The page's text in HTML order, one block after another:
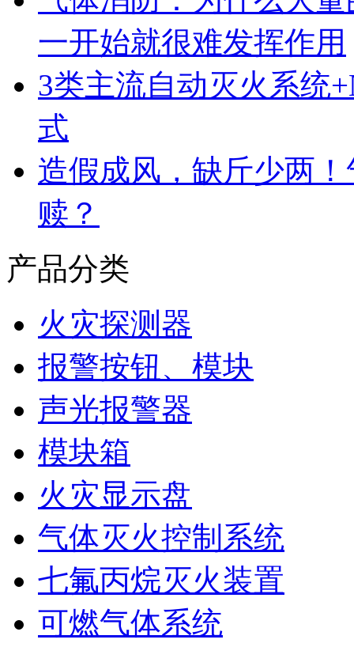
一开始就很难发挥作用
3类主流自动灭火系统
式
造假成风，缺斤少两
赎？
产品分类
火灾探测器
报警按钮、模块
声光报警器
模块箱
火灾显示盘
气体灭火控制系统
七氟丙烷灭火装置
可燃气体系统